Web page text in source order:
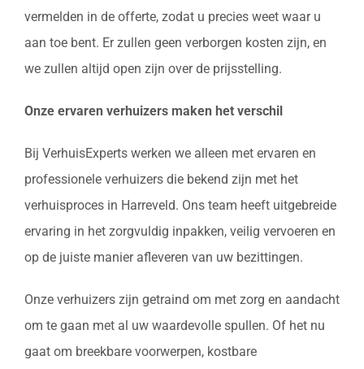
vermelden in de offerte, zodat u precies weet waar u
aan toe bent. Er zullen geen verborgen kosten zijn, en
we zullen altijd open zijn over de prijsstelling.
Onze ervaren verhuizers maken het verschil
Bij VerhuisExperts werken we alleen met ervaren en
professionele verhuizers die bekend zijn met het
verhuisproces in Harreveld. Ons team heeft uitgebreide
ervaring in het zorgvuldig inpakken, veilig vervoeren en
op de juiste manier afleveren van uw bezittingen.
Onze verhuizers zijn getraind om met zorg en aandacht
om te gaan met al uw waardevolle spullen. Of het nu
gaat om breekbare voorwerpen, kostbare